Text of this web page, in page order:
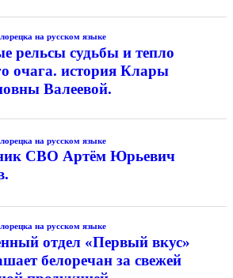
на русском языке
рельсы судьбы и тепло
очага. история Клары
Валеевой.
на русском языке
СВО Артём Юрьевич
на русском языке
отдел «Первый вкус»
белоречан за свежей